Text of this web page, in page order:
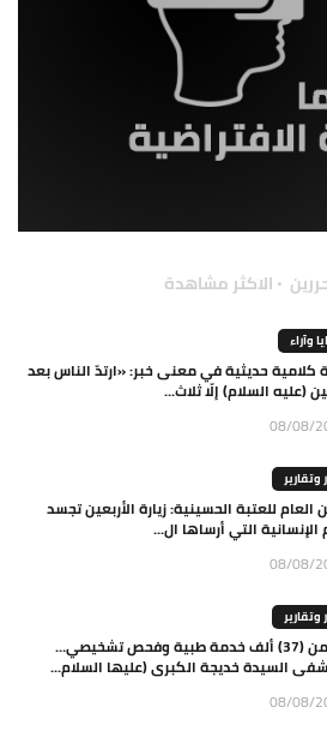
الاكثر مشاهدة
وآراء
كلامية حديثية في معنى خبر: «ارتدّ الناس بعد
(عليه السلام) إلّا ثلاث...
08/08/
وتقارير
العام للعتبة الحسينية: زيارة الأربعين تجسد
الإنسانية التي أرساها ال...
08/08/
وتقارير
أكثر من (37) ألف خدمة طبية وفحص تشخيصي…
السيدة خديجة الكبرى (عليها السلام...
08/08/